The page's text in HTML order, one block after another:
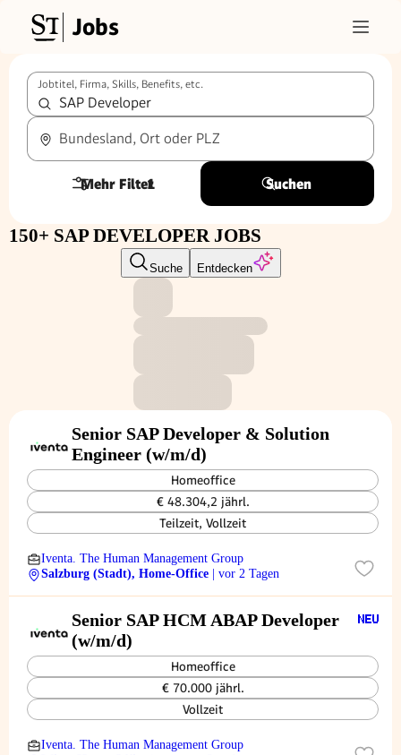
Jobs
Jobtitel, Firma, Skills, Benefits, etc.
Bundesland, Ort oder PLZ
Mehr Filter
1 Suchen
150+ SAP DEVELOPER JOBS
Suche Entdecken
Senior SAP Developer & Solution
Engineer (w/m/d)
Homeoffice
€ 48.304,2 jährl.
Teilzeit, Vollzeit
Iventa. The Human Management Group
Salzburg (Stadt), Home-Office
| vor 2 Tagen
Senior SAP HCM ABAP Developer
(w/m/d)
Homeoffice
€ 70.000 jährl.
Vollzeit
Iventa. The Human Management Group